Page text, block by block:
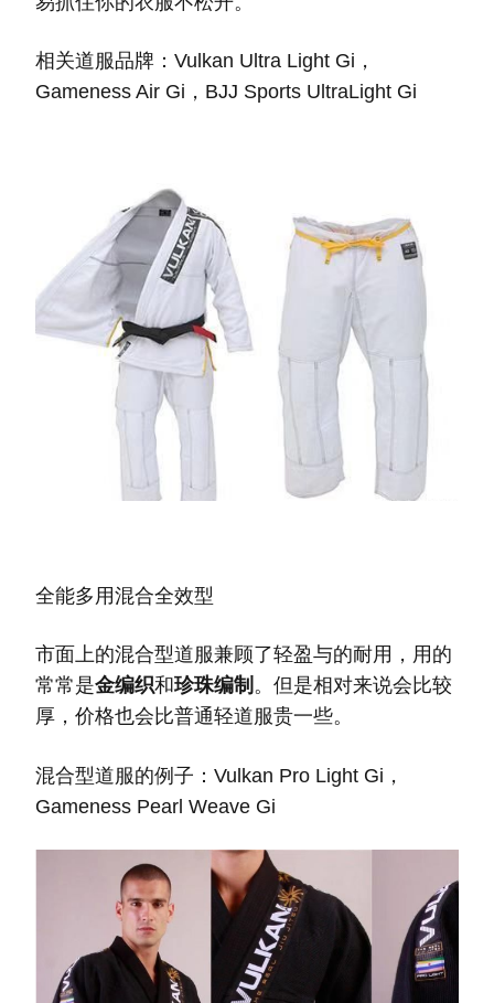
相关道服品牌：Vulkan Ultra Light Gi，
Gameness Air Gi，BJJ Sports UltraLight Gi
全能多用混合全效型
市面上的混合型道服兼顾了轻盈与的耐用，用的
常常是金编织和珍珠编制 。但是相对来说会比较
厚，价格也会比普通轻道服贵一些。
混合型道服的例子：Vulkan Pro Light Gi，
Gameness Pearl Weave Gi